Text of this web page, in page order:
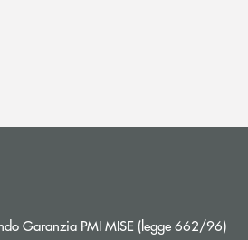
Garanzia PMI MISE (legge 662/96)